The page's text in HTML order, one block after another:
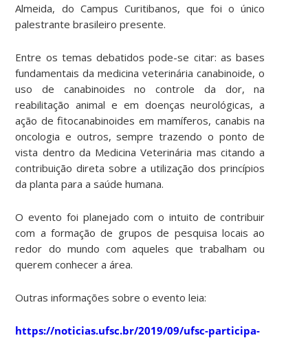
Almeida, do Campus Curitibanos, que foi o único
palestrante brasileiro presente.
Entre os temas debatidos pode-se citar: as bases
fundamentais da medicina veterinária canabinoide, o
uso de canabinoides no controle da dor, na
reabilitação animal e em doenças neurológicas, a
ação de fitocanabinoides em mamíferos, canabis na
oncologia e outros, sempre trazendo o ponto de
vista dentro da Medicina Veterinária mas citando a
contribuição direta sobre a utilização dos princípios
da planta para a saúde humana.
O evento foi planejado com o intuito de contribuir
com a formação de grupos de pesquisa locais ao
redor do mundo com aqueles que trabalham ou
querem conhecer a área.
Outras informações sobre o evento leia:
https://noticias.ufsc.br/2019/09/ufsc-participa-